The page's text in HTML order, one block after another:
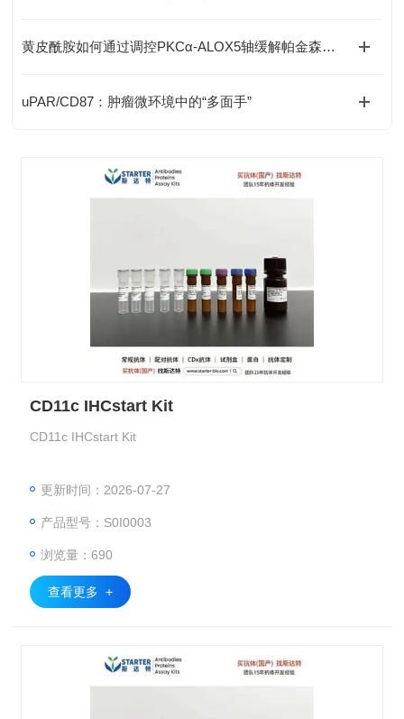
黄皮酰胺如何通过调控PKCα-ALOX5轴缓解帕金森病神经损伤？
uPAR/CD87：肿瘤微环境中的“多面手”
CD11c IHCstart Kit
CD11c IHCstart Kit
更新时间：2026-07-27
产品型号：S0I0003
浏览量：690
查看更多 +